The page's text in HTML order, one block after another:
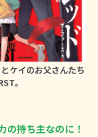
ケイのお父さんたち
。
の持ち主なのに！